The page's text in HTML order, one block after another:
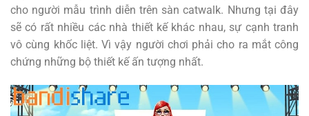
cho người mẫu trình diễn trên sàn catwalk. Nhưng tại đây
sẽ có rất nhiều các nhà thiết kế khác nhau, sự cạnh tranh
vô cùng khốc liệt. Vì vậy người chơi phải cho ra mắt công
chứng những bộ thiết kế ấn tượng nhất.